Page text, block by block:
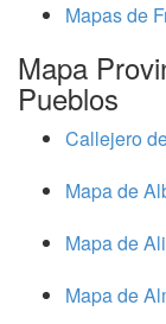
Mapas de
Mapa
Pueblos
Callejero
Mapa de
Mapa de
Mapa de